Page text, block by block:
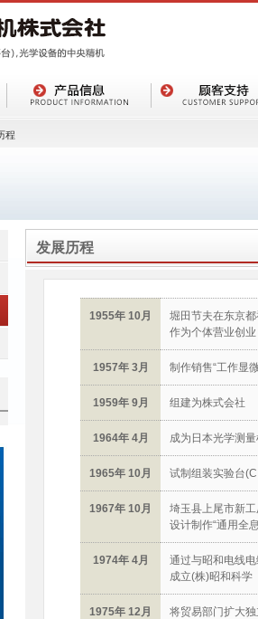
程
发展历程
1955年 10月
堀田节夫在东京
作为个体营业创业
1957年 3月 制作销售“工作显
1959年 9月 组建为株式会社
1964年 4月 成为日本光学测
1965年 10月 试制组装实验台
1967年 10月
埼玉县上尾市新
设计制作“通用全
1974年 4月
通过与昭和电线
成立(株)昭和科学
1975年 12月
将贸易部门扩大